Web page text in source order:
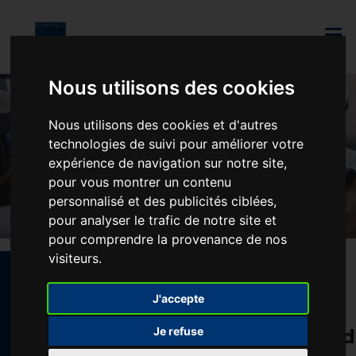
Nous utilisons des cookies
Nous utilisons des cookies et d'autres
technologies de suivi pour améliorer votre
expérience de navigation sur notre site,
pour vous montrer un contenu
personnalisé et des publicités ciblées,
pour analyser le trafic de notre site et
pour comprendre la provenance de nos
visiteurs.
J'accepte
Je refuse
Lorem ipsum dolor sit amet,
consectetur adipiscing elit, sed